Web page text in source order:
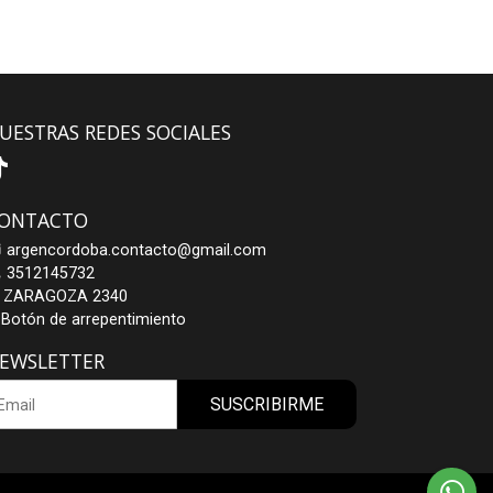
REDES SOCIALES
argencordoba.contacto@gmail.com
3512145732
ZARAGOZA 2340
Botón de arrepentimiento
SUSCRIBIRME